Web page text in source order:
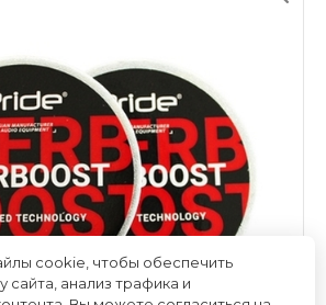
cookie, чтобы обеспечить
сайта, анализ трафика и